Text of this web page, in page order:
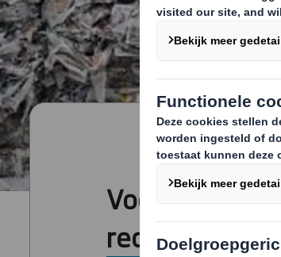
Vooroplopen
recyclen